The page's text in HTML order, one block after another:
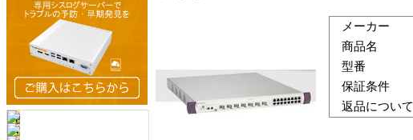
メーカー
商品名
型番
保証条件
返品について